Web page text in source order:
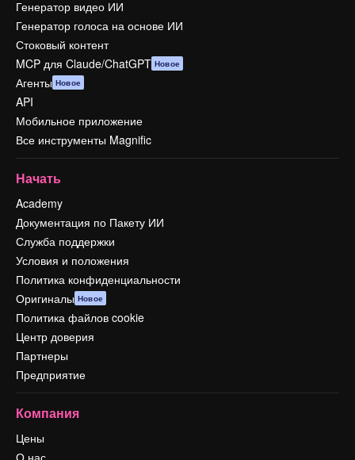
Генератор видео ИИ
Генератор голоса на основе ИИ
Стоковый контент
MCP для Claude/ChatGPT Новое
Агенты Новое
API
Мобильное приложение
Все инструменты Magnific
Начать
Academy
Документация по Пакету ИИ
Служба поддержки
Условия и положения
Политика конфиденциальности
Оригиналы Новое
Политика файлов cookie
Центр доверия
Партнеры
Предприятие
Компания
Цены
О нас